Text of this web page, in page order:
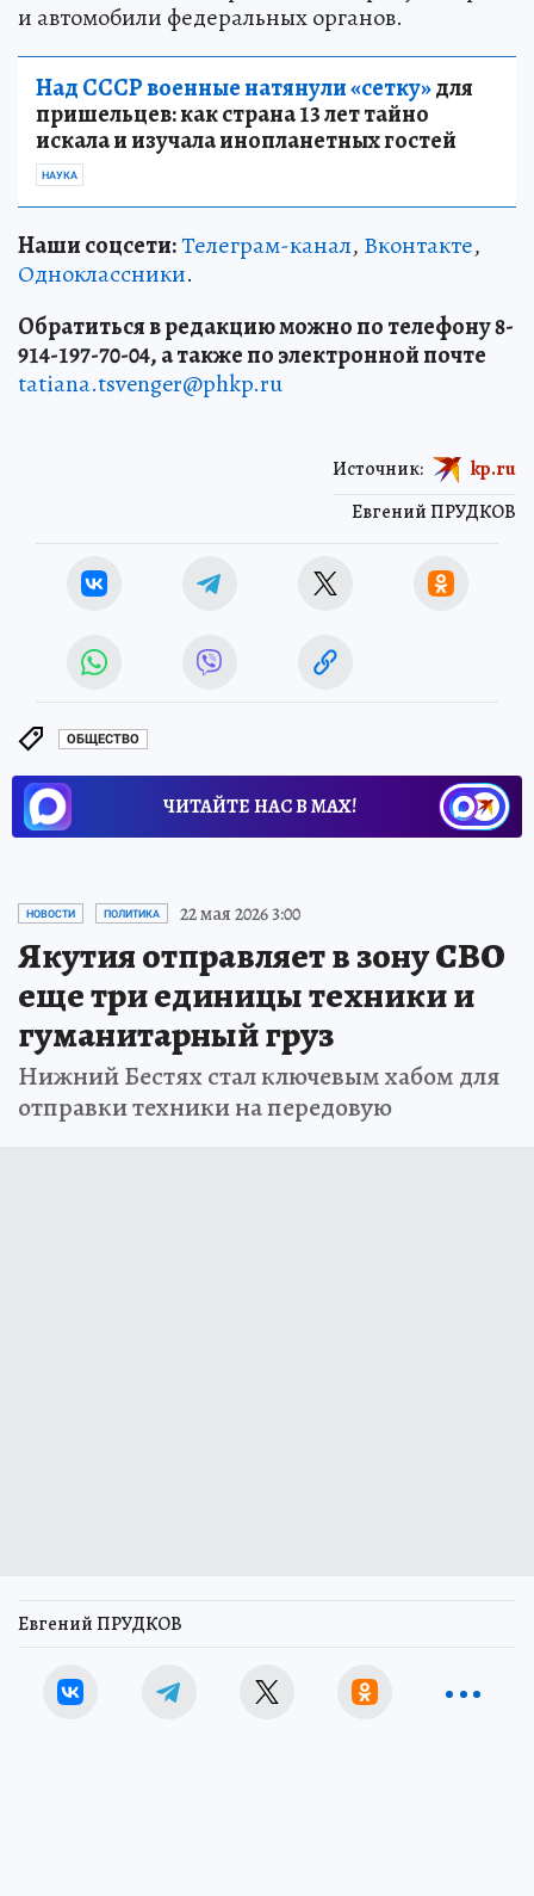
и автомобили федеральных органов.
Над СССР военные натянули «сетку»для
пришельцев: как страна 13 лет тайно
искала и изучала инопланетных гостей
НАУКА
Наши соцсети:Телеграм-канал, Вконтакте,
Одноклассники.
Обратиться в редакцию можно по телефону 8-
914-197-70-04, а также по электронной почте
tatiana.tsvenger@phkp.ru
Евгений ПРУДКОВ
Источник: kp.ru
ОБЩЕСТВО
ЧИТАЙТЕ НАС В МАХ!
НОВОСТИ ПОЛИТИКА 22 мая 2026 3:00
Якутия отправляет в зону СВО
еще три единицы техники и
гуманитарный груз
Нижний Бестях стал ключевым хабом для
отправки техники на передовую
Евгений ПРУДКОВ